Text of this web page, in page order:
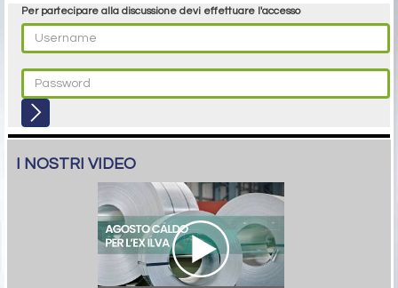
Per partecipare alla discussione devi effettuare l'accesso
I NOSTRI VIDEO